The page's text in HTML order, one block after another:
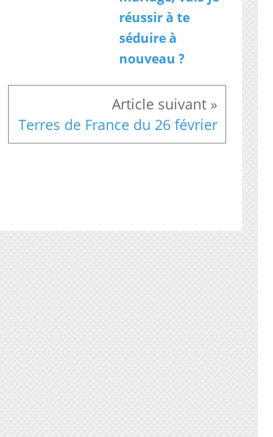
réussir à te
séduire à
nouveau ?
Terres de France du 26 février